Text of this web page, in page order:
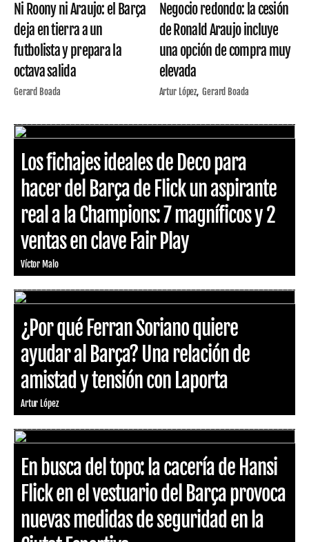
Ni Roony ni Araujo: el Barça
deja en tierra a un
futbolista y prepara la
octava salida
Gerard Boada
Negocio redondo: la cesión
de Ronald Araujo incluye
una opción de compra muy
elevada
Artur López Gerard Boada
Los fichajes ideales de Deco para
hacer del Barça de Flick un aspirante
real a la Champions: 7 magníficos y 2
ventas en clave Fair Play
Víctor Malo
¿Por qué Ferran Soriano quiere
ayudar al Barça? Una relación de
amistad y tensión con Laporta
Artur López
En busca del topo: la cacería de Hansi
Flick en el vestuario del Barça provoca
nuevas medidas de seguridad en la